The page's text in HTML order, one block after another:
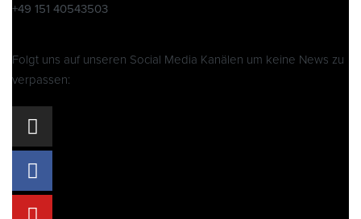
+49 151 40543503
Folgt uns auf unseren Social Media Kanälen um keine News zu
verpassen: